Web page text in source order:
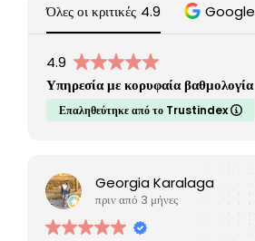
Όλες οι κριτικές 4.9 Google
4.9
Υπηρεσία με κορυφαία βαθμολογία
Επαληθεύτηκε από το Trustindex
Georgia Karalaga
πριν από 3 μήνες